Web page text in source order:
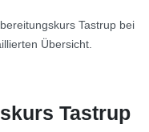
Tastrup bei
Übersicht.
Tastrup